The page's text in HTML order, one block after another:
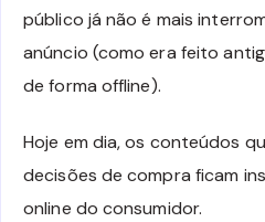
público já não é mais
anúncio (como era feito
de forma offline).
Hoje em dia, os conteúdos
decisões de compra ficam
online do consumidor.